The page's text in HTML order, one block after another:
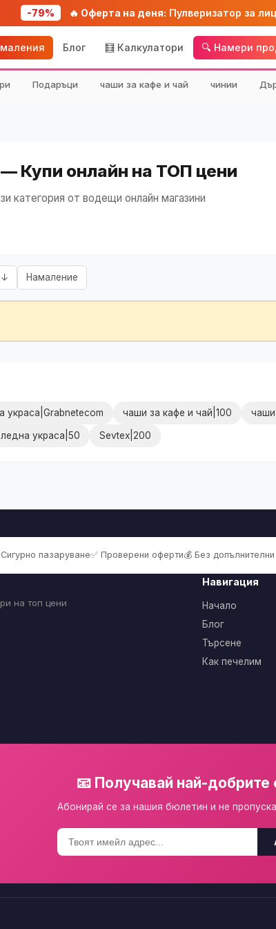
-79% 🔥 Оферта на деня: Пулверизатор за
Блог 🧮 Калкулатори 🔍 Намери
Подаръци чаши за кафе и чай чинии
Купи онлайн на ТОП цени
категория от водещи онлайн магазини
↓ Намаление
украса|Grabnetecom чаши за кафе и чай|100 чаши
украса|50 Sevtex|200
Сигурно пазаруване✅ Проверени оферти💰 Без допълнителни
на топ цени
Навигация
Начало
Блог
Търсене
Как печелим
📧 Получавай най-добрите
Абонирай се за нашия бюлетин и не